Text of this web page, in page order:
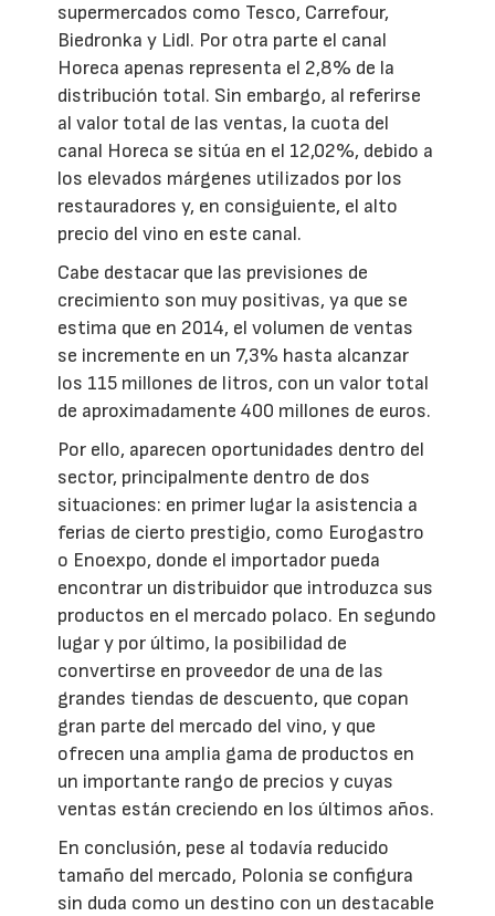
supermercados como Tesco, Carrefour,
Biedronka y Lidl. Por otra parte el canal
Horeca apenas representa el 2,8% de la
distribución total. Sin embargo, al referirse
al valor total de las ventas, la cuota del
canal Horeca se sitúa en el 12,02%, debido a
los elevados márgenes utilizados por los
restauradores y, en consiguiente, el alto
precio del vino en este canal.
Cabe destacar que las previsiones de
crecimiento son muy positivas, ya que se
estima que en 2014, el volumen de ventas
se incremente en un 7,3% hasta alcanzar
los 115 millones de litros, con un valor total
de aproximadamente 400 millones de euros.
Por ello, aparecen oportunidades dentro del
sector, principalmente dentro de dos
situaciones: en primer lugar la asistencia a
ferias de cierto prestigio, como Eurogastro
o Enoexpo, donde el importador pueda
encontrar un distribuidor que introduzca sus
productos en el mercado polaco. En segundo
lugar y por último, la posibilidad de
convertirse en proveedor de una de las
grandes tiendas de descuento, que copan
gran parte del mercado del vino, y que
ofrecen una amplia gama de productos en
un importante rango de precios y cuyas
ventas están creciendo en los últimos años.
En conclusión, pese al todavía reducido
tamaño del mercado, Polonia se configura
sin duda como un destino con un destacable